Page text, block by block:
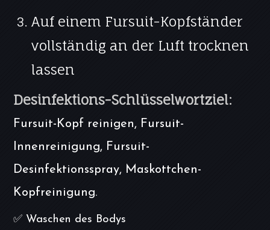
Auf einem Fursuit-Kopfständer
vollständig an der Luft trocknen
lassen
Desinfektions-Schlüsselwortziel:
Fursuit-Kopf reinigen, Fursuit-
Innenreinigung, Fursuit-
Desinfektionsspray, Maskottchen-
Kopfreinigung.
✅ Waschen des Bodys